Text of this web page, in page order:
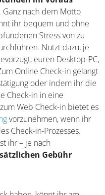
im Voraus
nach dem Motto
ihr bequem und ohne
Stress von zu
Nutzt dazu, je
euren Desktop-
Zum Online Check-in
oder
mit Online Check-in
zum Web Check-in
vorzunehmen,
Teil des Check-in-
müsst ihr – je nach
Gebühr